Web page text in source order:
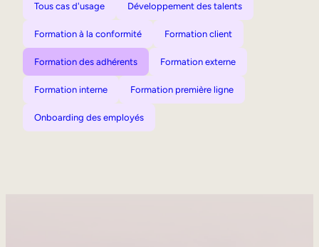
Tous cas d'usage Développement des talents
Formation à la conformité Formation client
Formation des adhérents Formation externe
Formation interne Formation première ligne
Onboarding des employés